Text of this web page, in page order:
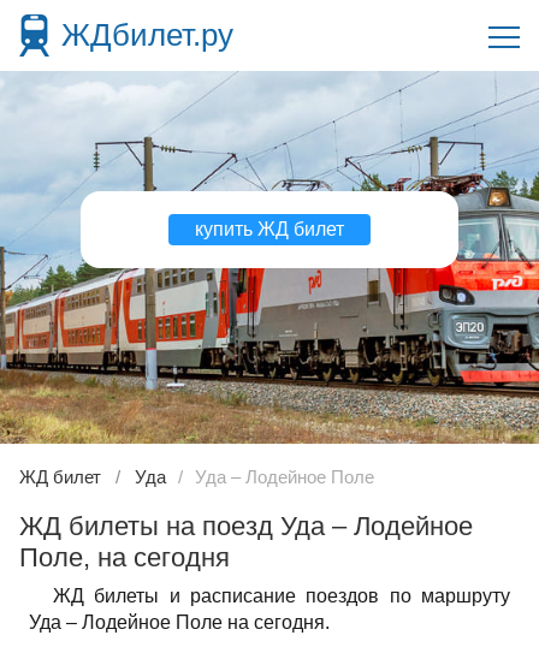
ЖДбилет.ру
купить ЖД билет
ЖД билет Уда Уда – Лодейное Поле
ЖД билеты на поезд Уда – Лодейное
Поле, на сегодня
ЖД билеты и расписание поездов по маршруту
Уда – Лодейное Поле на сегодня.